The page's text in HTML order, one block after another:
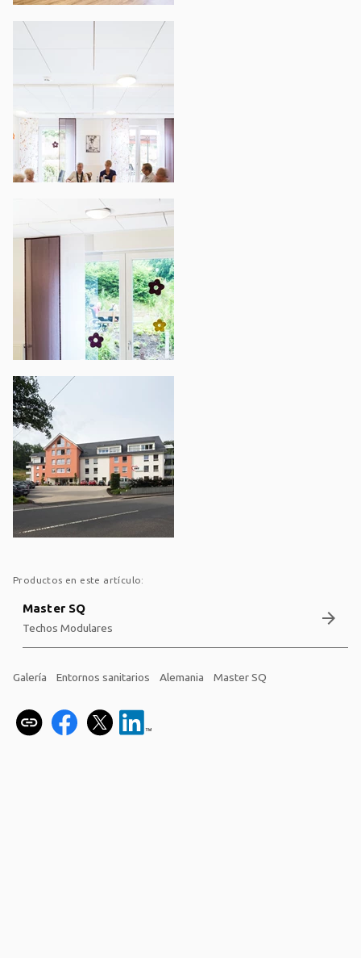
Productos en este artículo:
Master SQ
Techos Modulares arrow_forward
Galería Entornos sanitarios Alemania Master SQ